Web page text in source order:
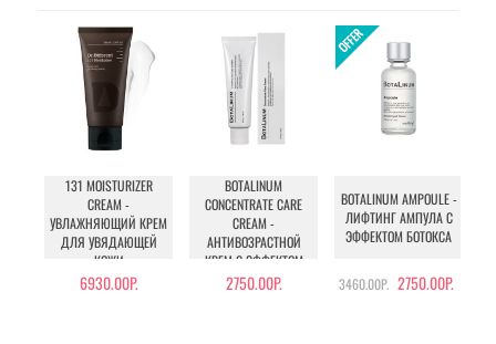
131 MOISTURIZER
CREAM -
УВЛАЖНЯЮЩИЙ КРЕМ
ДЛЯ УВЯДАЮЩЕЙ
КОЖИ
6930.00Р.
BOTALINUM
CONCENTRATE CARE
CREAM -
АНТИВОЗРАСТНОЙ
КРЕМ С ЭФФЕКТОМ
БОТОКСА
2750.00Р.
BOTALINUM AMPOULE -
ЛИФТИНГ АМПУЛА С
ЭФФЕКТОМ БОТОКСА
3460.00Р. 2750.00Р.